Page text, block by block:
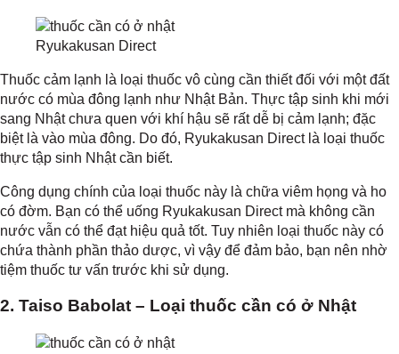
Ryukakusan Direct
Thuốc cảm lạnh là loại thuốc vô cùng cần thiết đối với một đất
nước có mùa đông lạnh như Nhật Bản. Thực tập sinh khi mới
sang Nhật chưa quen với khí hậu sẽ rất dễ bị cảm lạnh; đặc
biệt là vào mùa đông. Do đó, Ryukakusan Direct là loại thuốc
thực tập sinh Nhật cần biết.
Công dụng chính của loại thuốc này là chữa viêm họng và ho
có đờm. Bạn có thể uống Ryukakusan Direct mà không cần
nước vẫn có thể đạt hiệu quả tốt. Tuy nhiên loại thuốc này có
chứa thành phần thảo dược, vì vậy để đảm bảo, bạn nên nhờ
tiệm thuốc tư vấn trước khi sử dụng.
2. Taiso Babolat – Loại thuốc cần có ở Nhật